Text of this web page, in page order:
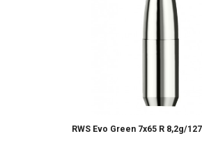
RWS Evo Green 7x65 R 8,2g/